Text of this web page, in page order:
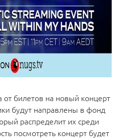
билетов на новый концерт
будут направлены в фонд
распределит их среди
посмотреть концерт будет